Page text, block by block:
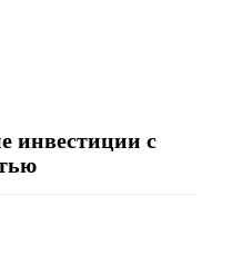
инвестиции с